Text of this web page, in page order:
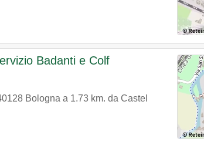
Badanti e Colf
Bologna a 1.73 km. da Castel